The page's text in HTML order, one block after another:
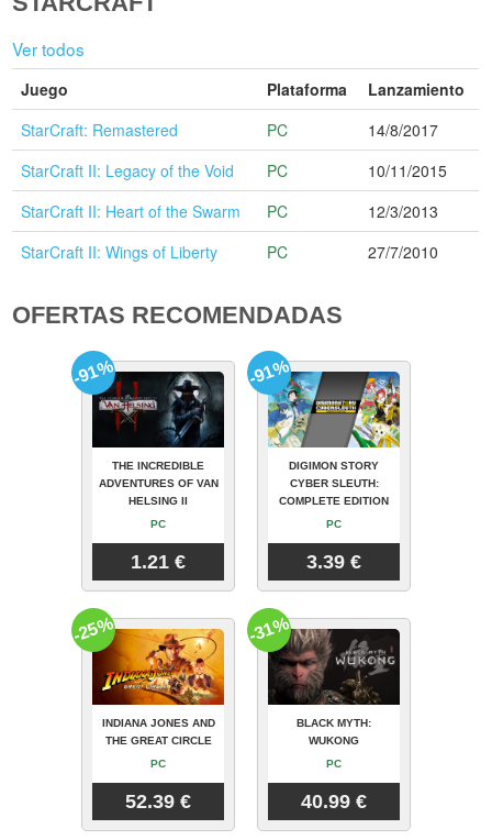
Ver todos
Juego Plataforma
Lanzamiento
StarCraft: Remastered
PC
14/8/2017
StarCraft II: Legacy of the Void
PC
10/11/2015
StarCraft II: Heart of the Swarm
PC
12/3/2013
StarCraft II: Wings of Liberty
PC 27/7/2010
OFERTAS RECOMENDADAS
THE INCREDIBLE
ADVENTURES OF VAN
HELSING II
PC
1.21 €
-91%
DIGIMON STORY
CYBER SLEUTH:
COMPLETE EDITION
PC
3.39 €
-91%
INDIANA JONES AND
THE GREAT CIRCLE
PC
52.39 €
-25%
BLACK MYTH:
WUKONG
PC
40.99 €
-31%